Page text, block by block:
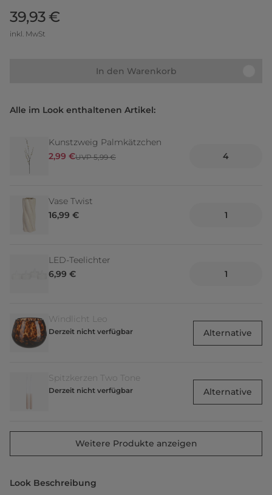
39,93 €
inkl. MwSt
In den Warenkorb
Alle im Look enthaltenen Artikel:
Kunstzweig Palmkätzchen
2,99 €UVP 5,99 €
Vase Twist
16,99 €
LED-Teelichter
6,99 €
Windlicht Leo
Derzeit nicht verfügbar Alternative
Spitzkerzen Two Tone
Derzeit nicht verfügbar Alternative
Weitere Produkte anzeigen
Look Beschreibung